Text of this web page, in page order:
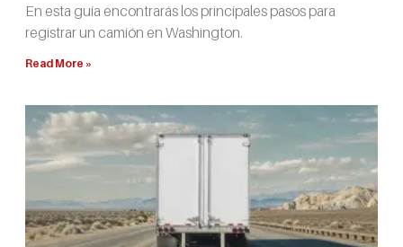
En esta guía encontrarás los principales pasos para
registrar un camión en Washington.
Read More »